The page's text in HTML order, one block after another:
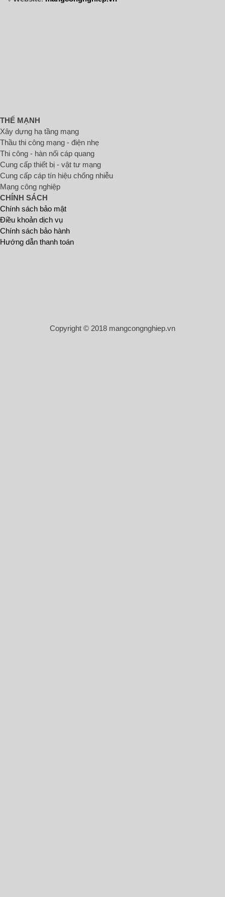
THẾ MẠNH
Xây dựng hạ tầng mạng
Thầu thi công mạng - điện nhẹ
Thi công - hàn nối cáp quang
Cung cấp thiết bị - vật tư mạng
Cung cấp cáp tín hiệu chống nhiễu
Mạng công nghiệp
CHÍNH SÁCH
Chính sách bảo mật
Điều khoản dịch vụ
Chính sách bảo hành
Hướng dẫn thanh toán
Copyright © 2018 mangcongnghiep.vn